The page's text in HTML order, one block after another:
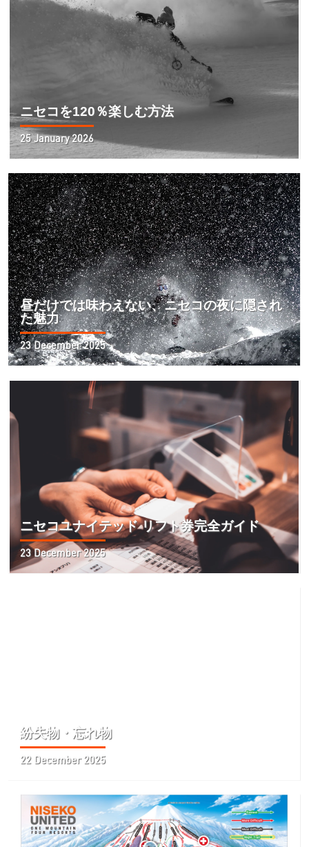
ニセコを120％楽しむ方法
25 January 2026
昼だけでは味わえない、ニセコの夜に隠され
た魅力
23 December 2025
ニセコユナイテッド リフト券完全ガイド
23 December 2025
紛失物・忘れ物
22 December 2025